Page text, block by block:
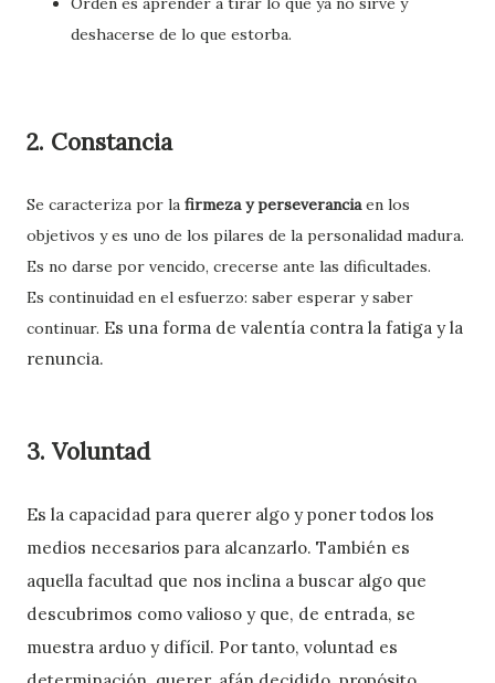
deshacerse de lo que estorba.
2. Constancia
Se caracteriza por la firmeza y perseveranciaen los
objetivos y es uno de los pilares de la personalidad madura.
Es no darse por vencido, crecerse ante las dificultades.
Es continuidad en el esfuerzo: saber esperar y saber
continuar. Es una forma de valentía contra la fatiga y la
renuncia.
3. Voluntad
Es la capacidad para querer algo y poner todos los
medios necesarios para alcanzarlo. También es
aquella facultad que nos inclina a buscar algo que
descubrimos como valioso y que, de entrada, se
muestra arduo y difícil. Por tanto, voluntad es